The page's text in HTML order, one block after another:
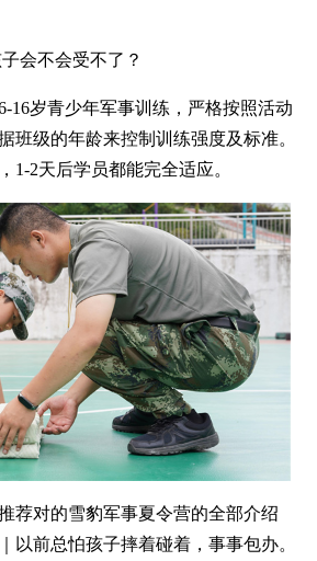
会不会受不了？
16岁青少年军事训练，严格按照活动
班级的年龄来控制训练强度及标准。
1-2天后学员都能完全适应。
荐对的雪豹军事夏令营的全部介绍
以前总怕孩子摔着碰着，事事包办。